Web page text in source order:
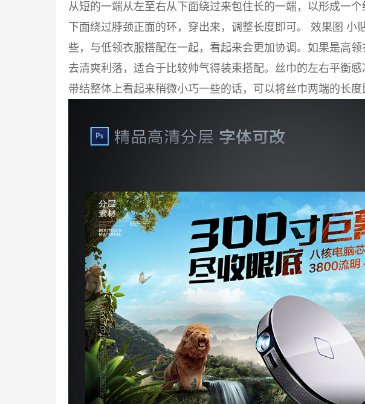
从短的一端从左至右从下面绕过来包住长的一端，以形成一
下面绕过脖颈正面的环，穿出来，调整长度即可。 效果图 小
些，与低领衣服搭配在一起，看起来会更加协调。如果是高
去清爽利落，适合于比较帅气得装束搭配。丝巾的左右平衡
带结整体上看起来稍微小巧一些的话，可以将丝巾两端的长度